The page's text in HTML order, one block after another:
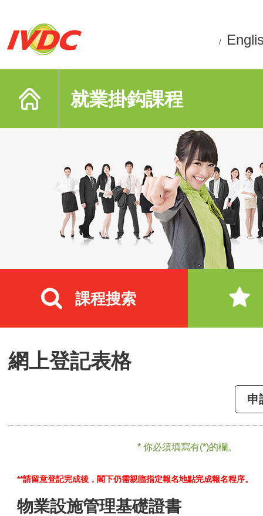
/
就業掛鈎課程
課程搜索
網上登記表格
申
* 你必須填寫有(*)的欄。
**請留意登記完成後，閣下仍需親臨指定報名地點完成報名程序。
物業設施管理基礎證書